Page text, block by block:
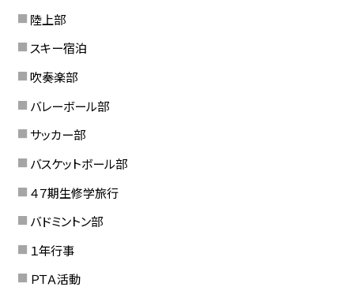
陸上部
スキー宿泊
吹奏楽部
バレーボール部
サッカー部
バスケットボール部
４７期生修学旅行
バドミントン部
１年行事
ＰＴＡ活動